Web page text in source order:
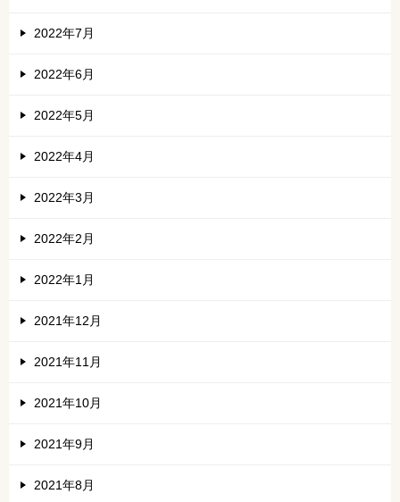
2022年7月
2022年6月
2022年5月
2022年4月
2022年3月
2022年2月
2022年1月
2021年12月
2021年11月
2021年10月
2021年9月
2021年8月